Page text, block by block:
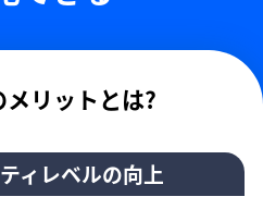
リットとは?
ィレベルの向上